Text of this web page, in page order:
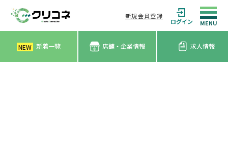
新規会員登録
ログイン
NEW 新着一覧 店舗・企業情報 求人情報